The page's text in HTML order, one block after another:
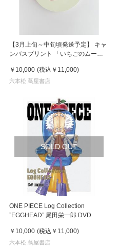
【3月上旬～中旬頃発送予定】 キャ
ンバスプリント 「いちごのムース
￥10,000 (税込 ￥11,000)
六本松 蔦屋書店
SOLD OUT
ONE PIECE Log Collection
”EGGHEAD” 尾田栄一郎 DVD
￥10,000 (税込 ￥11,000)
六本松 蔦屋書店